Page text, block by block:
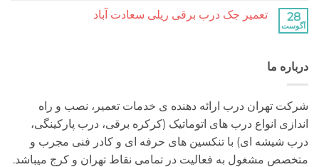
آباد
برای
تعمیر
جک
درب
جنت
آباد
ثبت
نشده
تعمیر جک درب برقی ریلی سعادت آباد
هیچ
جک
درب
برقی
سعادت
آباد
ما
درب ارائه دهنده ی خدمات تعمیر، نصب و راه
انواع درب های اتوماتیک (کرکره برقی، درب پارکینگی،
ای) با تنکسین های حرفه ای و کادر فنی مجرب و
مشغول به فعالیت در تمامی نقاط تهران و کرج میباشد.